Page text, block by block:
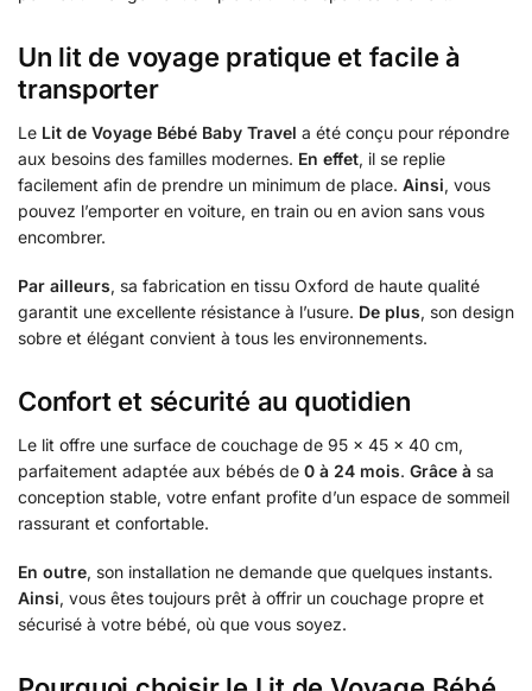
Un lit de voyage pratique et facile à
transporter
Le Lit de Voyage Bébé Baby Travel a été conçu pour répondre
aux besoins des familles modernes. En effet, il se replie
facilement afin de prendre un minimum de place. Ainsi, vous
pouvez l’emporter en voiture, en train ou en avion sans vous
encombrer.
Par ailleurs, sa fabrication en tissu Oxford de haute qualité
garantit une excellente résistance à l’usure. De plus, son design
sobre et élégant convient à tous les environnements.
Confort et sécurité au quotidien
Le lit offre une surface de couchage de 95 × 45 × 40 cm,
parfaitement adaptée aux bébés de 0 à 24 mois. Grâce à sa
conception stable, votre enfant profite d’un espace de sommeil
rassurant et confortable.
En outre, son installation ne demande que quelques instants.
Ainsi, vous êtes toujours prêt à offrir un couchage propre et
sécurisé à votre bébé, où que vous soyez.